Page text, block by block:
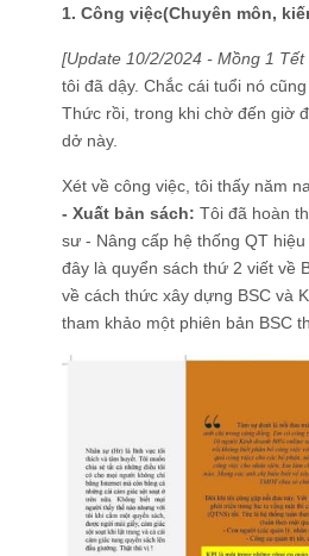
1. Công việc(Chuyên môn,
[Update 10/2/2024 - Mồng 1 Tết
tôi đã dậy. Chắc cái tuổi nó
Thức rồi, trong khi chờ đến giờ
dở này.
Xét về công việc, tôi thấy năm
- Xuất bản sách: Tôi đã hoàn
sư - Nâng cấp hệ thống QT
đây là quyển sách thứ 2 viết về
về cách thức xây dựng BSC và
tham khảo một phiên bản BSC